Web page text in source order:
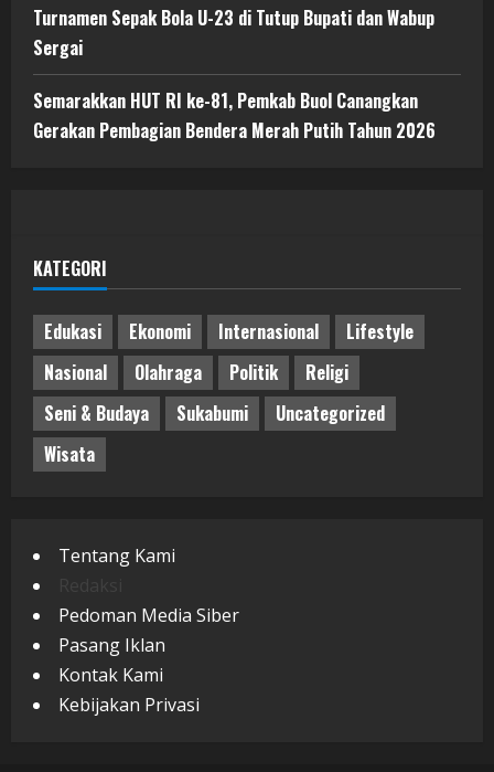
Turnamen Sepak Bola U-23 di Tutup Bupati dan Wabup
Sergai
Semarakkan HUT RI ke-81, Pemkab Buol Canangkan
Gerakan Pembagian Bendera Merah Putih Tahun 2026
KATEGORI
Edukasi Ekonomi Internasional
Lifestyle
Nasional
Olahraga Politik
Religi
Seni & Budaya
Sukabumi
Uncategorized
Wisata
Tentang Kami
Pedoman Media Siber
Pasang Iklan
Kontak Kami
Kebijakan Privasi